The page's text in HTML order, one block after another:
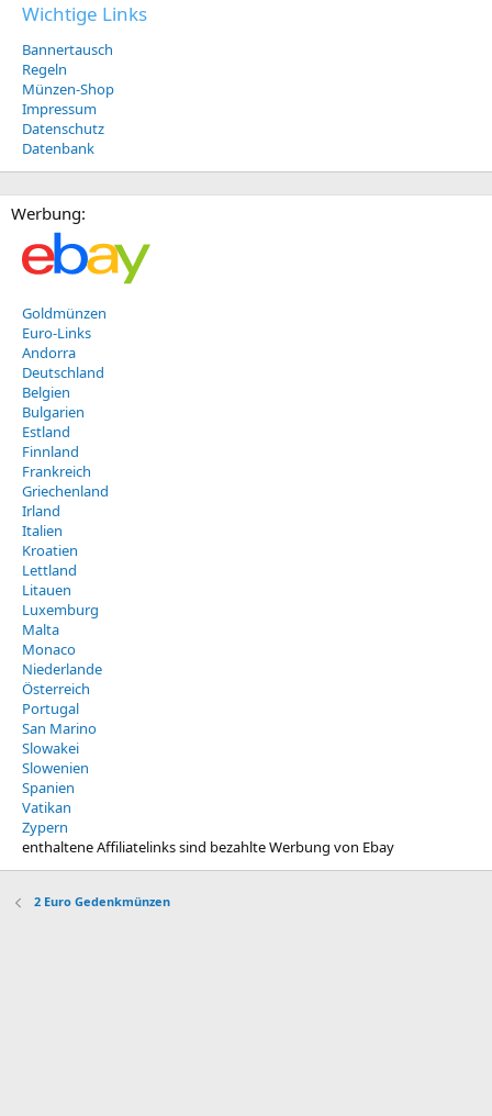
Wichtige Links
Bannertausch
Regeln
Münzen-Shop
Impressum
Datenschutz
Datenbank
Werbung:
Goldmünzen
Euro-Links
Andorra
Deutschland
Belgien
Bulgarien
Estland
Finnland
Frankreich
Griechenland
Irland
Italien
Kroatien
Lettland
Litauen
Luxemburg
Malta
Monaco
Niederlande
Österreich
Portugal
San Marino
Slowakei
Slowenien
Spanien
Vatikan
Zypern
enthaltene Affiliatelinks sind bezahlte Werbung von Ebay
2 Euro Gedenkmünzen